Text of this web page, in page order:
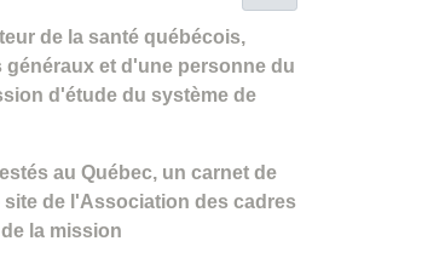
de la santé québécois,
et d'une personne du
d'étude du système de
au Québec, un carnet de
site de l'Association des cadres
la mission